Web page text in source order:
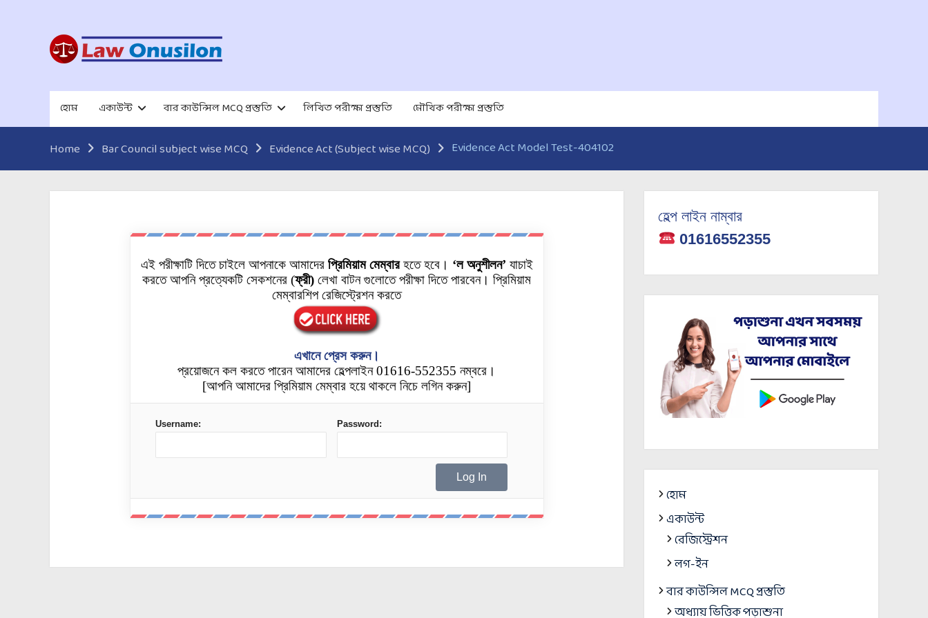
হোম একাউন্ট বার কাউন্সিল MCQ প্রস্তুতি লিখিত পরীক্ষা প্রস্তুতি মৌখিক পরীক্ষা প্রস্তুতি
Home Bar Council subject wise MCQ Evidence Act (Subject wise MCQ) Evidence Act Model Test-404102
এই পরীক্ষাটি দিতে চাইলে আপনাকে আমাদের প্রিমিয়াম মেম্বারহতে হবে। ‘ল অনুশীলন’ যাচাই
করতে আপনি প্রত্যেকটি সেকশনের (ফ্রী) লেখা বাটন গুলোতে পরীক্ষা দিতে পারবেন। প্রিমিয়াম
মেম্বারশিপ রেজিস্ট্রেশন করতে
এখানে প্রেস করুন।
প্রয়োজনে কল করতে পারেন আমাদের হেল্পলাইন 01616-552355 নম্বরে।
[আপনি আমাদের প্রিমিয়াম মেম্বার হয়ে থাকলে নিচে লগিন করুন]
Username: Password:
হেল্প লাইন নাম্বার
01616552355
হোম
একাউন্ট
রেজিস্ট্রেশন
লগ-ইন
বার কাউন্সিল MCQ প্রস্তুতি
অধ্যায় ভিত্তিক পড়াশুনা